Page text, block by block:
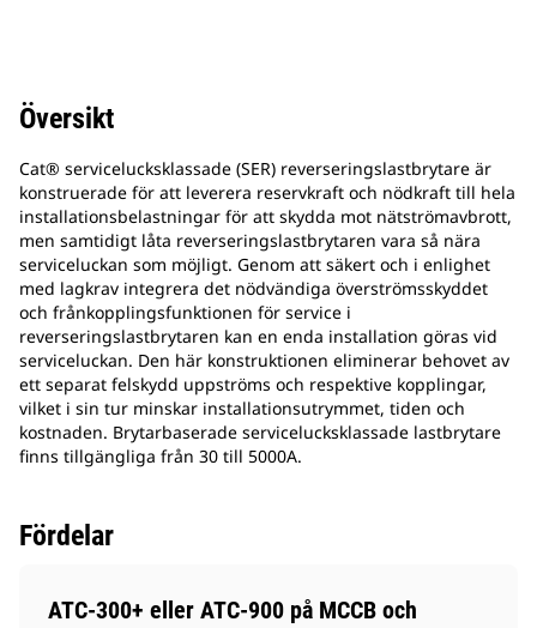
Översikt
Cat® servicelucksklassade (SER) reverseringslastbrytare är
konstruerade för att leverera reservkraft och nödkraft till hela
installationsbelastningar för att skydda mot nätströmavbrott,
men samtidigt låta reverseringslastbrytaren vara så nära
serviceluckan som möjligt. Genom att säkert och i enlighet
med lagkrav integrera det nödvändiga överströmsskyddet
och frånkopplingsfunktionen för service i
reverseringslastbrytaren kan en enda installation göras vid
serviceluckan. Den här konstruktionen eliminerar behovet av
ett separat felskydd uppströms och respektive kopplingar,
vilket i sin tur minskar installationsutrymmet, tiden och
kostnaden. Brytarbaserade servicelucksklassade lastbrytare
finns tillgängliga från 30 till 5000A.
Fördelar
ATC-300+ eller ATC-900 på MCCB och